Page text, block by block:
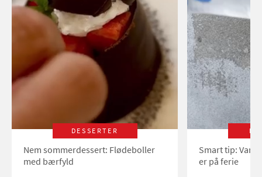
DESSERTER
Nem sommerdessert: Flødeboller
med bærfyld
Smart tip:
er på ferie